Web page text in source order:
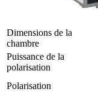
Dimensions de la
chambre
Puissance de la
polarisation
Polarisation